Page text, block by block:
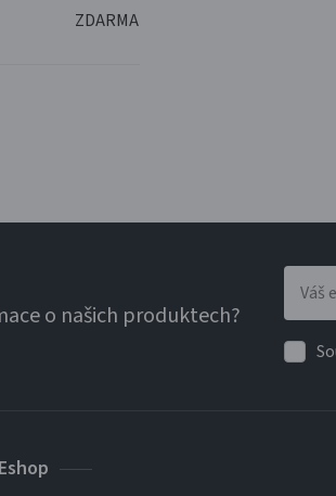
ZDARMA
o našich produktech?
Eshop